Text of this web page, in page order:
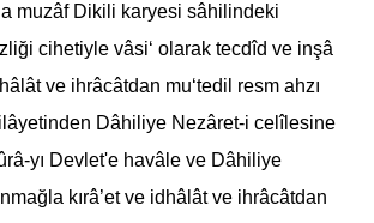
muzâf Dikili karyesi sâhilindeki
cihetiyle vâsi‘ olarak tecdîd ve inşâ
ve ihrâcâtdan mu‘tedil resm ahzı
Dâhiliye Nezâret-i celîlesine
yı Devlet'e havâle ve Dâhiliye
kırâ’et ve idhâlât ve ihrâcâtdan